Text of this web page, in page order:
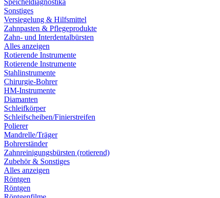
Speicheldiagnostika
Sonstiges
Versiegelung & Hilfsmittel
Zahnpasten & Pflegeprodukte
Zahn- und Interdentalbürsten
Alles anzeigen
Rotierende Instrumente
Rotierende Instrumente
Stahlinstrumente
Chirurgie-Bohrer
HM-Instrumente
Diamanten
Schleifkörper
Schleifscheiben/Finierstreifen
Polierer
Mandrelle/Träger
Bohrerständer
Zahnreinigungsbürsten (rotierend)
Zubehör & Sonstiges
Alles anzeigen
Röntgen
Röntgen